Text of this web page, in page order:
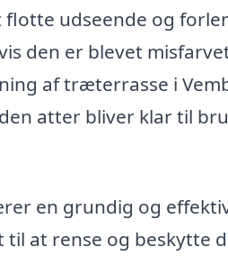
udseende og
den er blevet
af træterrasse i
atter bliver klar til
en grundig og
at rense og beskytte